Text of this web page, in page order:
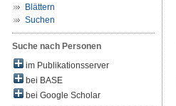
Blättern
Suchen
Suche nach Personen
im Publikationsserver
bei BASE
bei Google Scholar